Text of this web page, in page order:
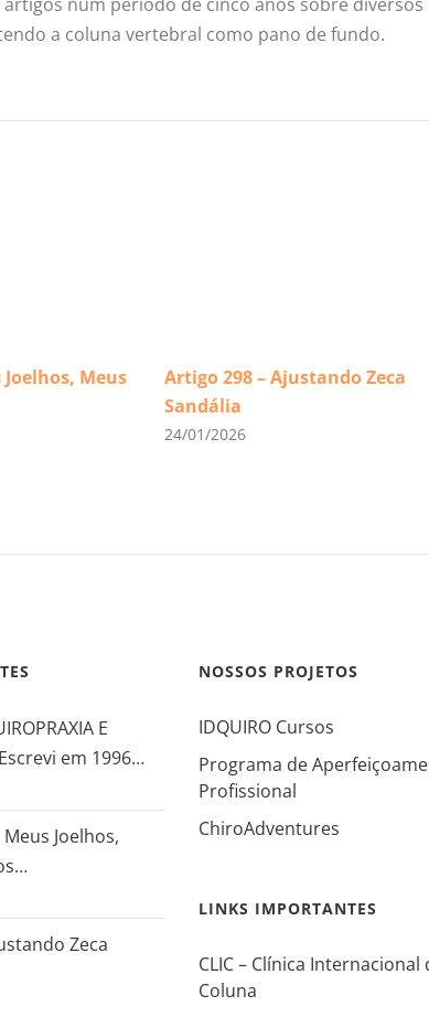
a coluna vertebral como pano de fundo.
Meus
Artigo 298 – Ajustando Zeca
Sandália
24/01/2026
E
em 1996…
Joelhos,
Zeca
NOSSOS PROJETOS
IDQUIRO Cursos
Programa de
Profissional
ChiroAdventures
LINKS IMPORTANTES
CLIC – Clínica Internacional
Coluna